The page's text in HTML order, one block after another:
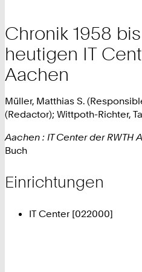
Chronik 1958
heutigen IT
Aachen
Müller, Matthias S.
(Redactor); Wittpoth-Richter,
Aachen : IT Center der RWTH
Buch
Einrichtungen
IT Center [022000]